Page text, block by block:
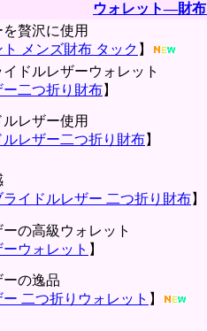
ウォレット―財
を贅沢に使用
メンズ財布 タック 】
イドルレザーウォレット
二つ折り財布】
ルレザー使用
レザー二つ折り財布】
イドルレザー 二つ折り財布】
ーの高級ウォレット
ウォレット 】
ーの逸品
二つ折りウォレット 】